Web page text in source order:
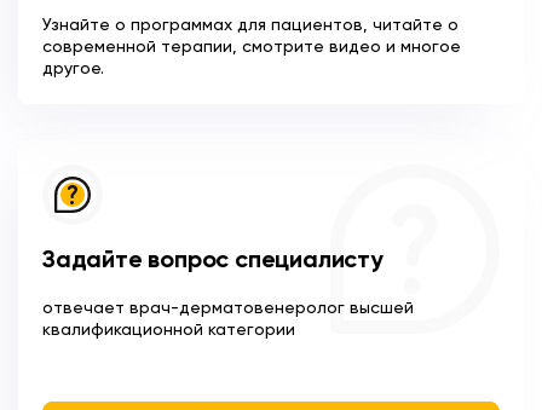
Узнайте о программах для пациентов, читайте о
современной терапии, смотрите видео и многое
другое.
Задайте вопрос специалисту
отвечает врач-дерматовенеролог высшей
квалификационной категории